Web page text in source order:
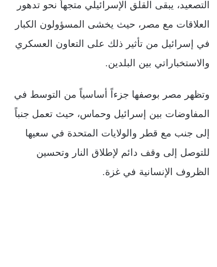
التصعيد، يبقى القلق الإسرائيلي متجهاً نحو تدهور
العلاقات مع مصر، حيث يخشى المسؤولون الكبار
في إسرائيل من تأثير ذلك على التعاون العسكري
والاستخباراتي بين البلدين.
وتظهر مصر بوصفها جزءاً أساسياً من التوسط في
المفاوضات بين إسرائيل وحماس، حيث تعمل جنباً
إلى جنب مع قطر والولايات المتحدة في سعيها
للتوصل إلى وقف دائم لإطلاق النار وتحسين
الظروف الإنسانية في غزة.